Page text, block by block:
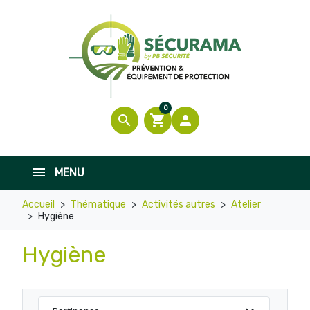
search shopping_cart
0

MENU
Accueil Thématique Activités autres
Atelier
Hygiène
Hygiène